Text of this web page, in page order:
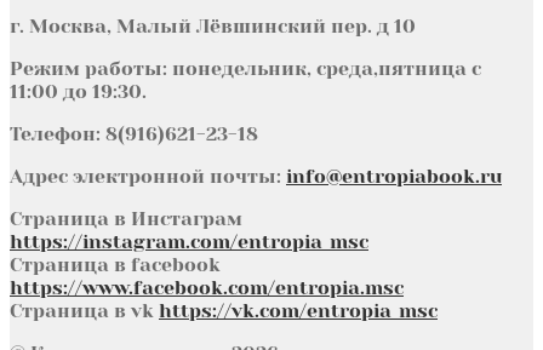
г. Москва, Малый Лёвшинский пер. д 10
Режим работы: понедельник, среда,пятница с
11:00 до 19:30.
Телефон: 8(916)621-23-18
Адрес электронной почты: info@entropiabook.ru
Страница в Инстаграм
https://instagram.com/entropia_msc
Страница в facebook
https://www.facebook.com/entropia.msc
Страница в vk https://vk.com/entropia_msc